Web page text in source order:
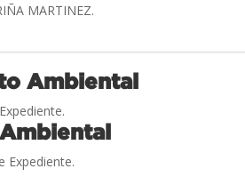
MARTINEZ.
Ambiental
Expediente.